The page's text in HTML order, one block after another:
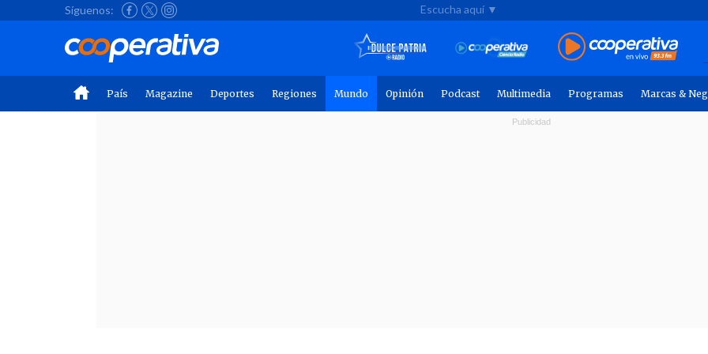
Síguenos: Escucha aquí ▼
País Magazine Deportes Regiones Mundo Opinión Podcast Multimedia Programas Marcas &